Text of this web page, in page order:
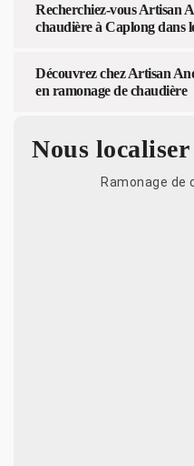
Recherchiez-vous Artisan
chaudière à Caplong dans
Découvrez chez Artisan
en ramonage de chaudière
Nous localiser
Ramonage de